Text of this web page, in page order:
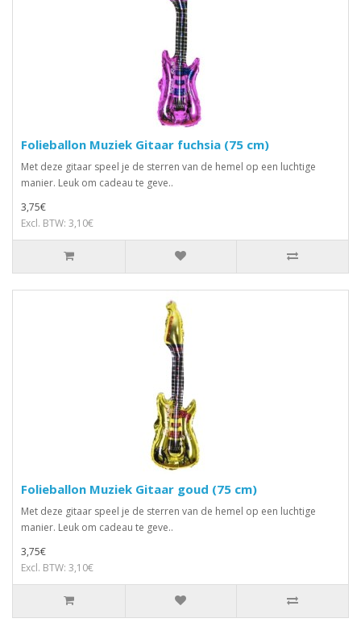
Folieballon Muziek Gitaar fuchsia (75 cm)
Met deze gitaar speel je de sterren van de hemel op een luchtige
manier. Leuk om cadeau te geve..
3,75€
Excl. BTW: 3,10€
Folieballon Muziek Gitaar goud (75 cm)
Met deze gitaar speel je de sterren van de hemel op een luchtige
manier. Leuk om cadeau te geve..
3,75€
Excl. BTW: 3,10€